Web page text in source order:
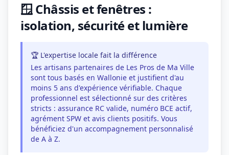
🪟 Châssis et fenêtres :
isolation, sécurité et lumière
🏆 L'expertise locale fait la différence
Les artisans partenaires de Les Pros de Ma Ville
sont tous basés en Wallonie et justifient d'au
moins 5 ans d'expérience vérifiable. Chaque
professionnel est sélectionné sur des critères
stricts : assurance RC valide, numéro BCE actif,
agrément SPW et avis clients positifs. Vous
bénéficiez d'un accompagnement personnalisé
de A à Z.